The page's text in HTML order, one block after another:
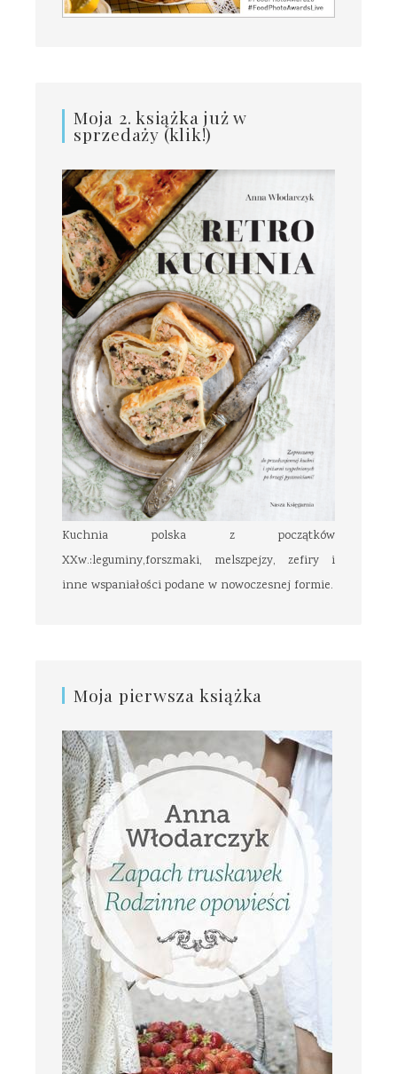
Moja 2. książka już w
sprzedaży (klik!)
Kuchnia polska z początków
XXw.:leguminy,forszmaki, melszpejzy, zefiry i
inne wspaniałości podane w nowoczesnej formie.
Moja pierwsza książka